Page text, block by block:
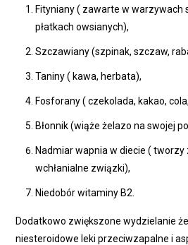
Fityniany ( zawarte w warzywach
płatkach owsianych),
Szczawiany (szpinak, szczaw,
Taniny ( kawa, herbata),
Fosforany ( czekolada, kakao,
Błonnik (wiąże żelazo na swojej
Nadmiar wapnia w diecie (
wchłanialne związki),
Niedobór witaminy B2.
Dodatkowo zwiększone wydzielanie
niesteroidowe leki przeciwzapalne i